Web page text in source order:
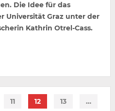
Die Idee für das
Universität Graz unter der
Kathrin Otrel-Cass.
11 12 13 …